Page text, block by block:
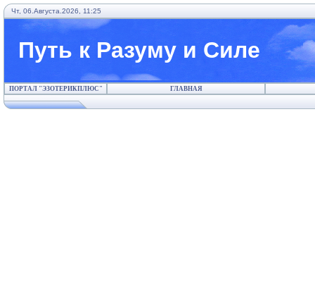
Чт, 06.Августа.2026, 11:25
Путь к Разуму и Силе
ПОРТАЛ "ЭЗОТЕРИКПЛЮС" ГЛАВНАЯ